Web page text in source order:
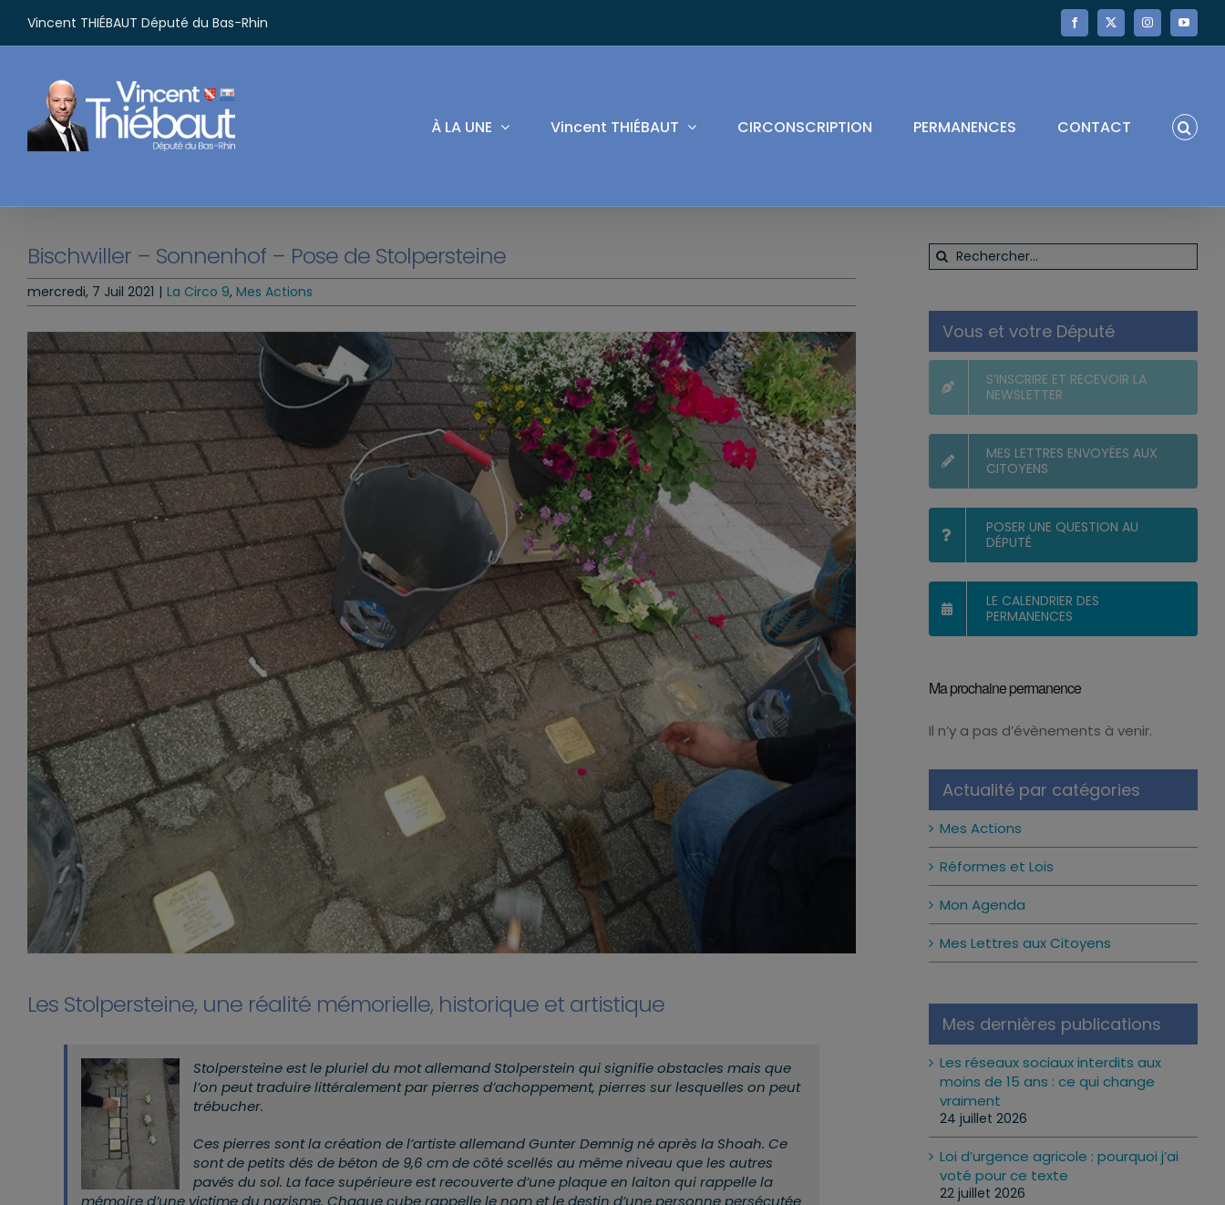
contenu
Vincent THIÉBAUT Député du Bas-Rhin Facebook
X InstagramYouTube
À LA UNE Vincent THIÉBAUT CIRCONSCRIPTION PERMANENCES CONTACT
Bischwiller – Sonnenhof – Pose de Stolpersteine
mercredi, 7 Juil 2021 | La Circo 9, Mes Actions
Les Stolpersteine, une réalité mémorielle, historique et artistique
Stolpersteine est le pluriel du mot allemand Stolperstein qui signifie obstacles mais que
l’on peut traduire littéralement par pierres d’achoppement, pierres sur lesquelles on peut
trébucher.
Ces pierres sont la création de l’artiste allemand Gunter Demnig né après la Shoah. Ce
sont de petits dés de béton de 9,6 cm de côté scellés au même niveau que les autres
pavés du sol. La face supérieure est recouverte d’une plaque en laiton qui rappelle la
mémoire d’une victime du nazisme. Chaque cube rappelle le nom et le destin d’une personne persécutée
Rechercher:
Vous et votre Député
S’INSCRIRE ET RECEVOIR LA
NEWSLETTER
MES LETTRES ENVOYÉES AUX
CITOYENS
POSER UNE QUESTION AU
DÉPUTÉ
LE CALENDRIER DES
PERMANENCES
Ma prochaine permanence
Notice
Il n’y a pas d’évènements à venir.
Actualité par catégories
Mes Actions
Réformes et Lois
Mon Agenda
Mes Lettres aux Citoyens
Mes dernières publications
Les réseaux sociaux interdits aux
moins de 15 ans : ce qui change
vraiment
24 juillet 2026
Loi d’urgence agricole : pourquoi j’ai
voté pour ce texte
22 juillet 2026